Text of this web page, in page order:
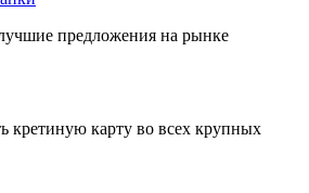
предложения на рынке
кретиную карту во всех крупных